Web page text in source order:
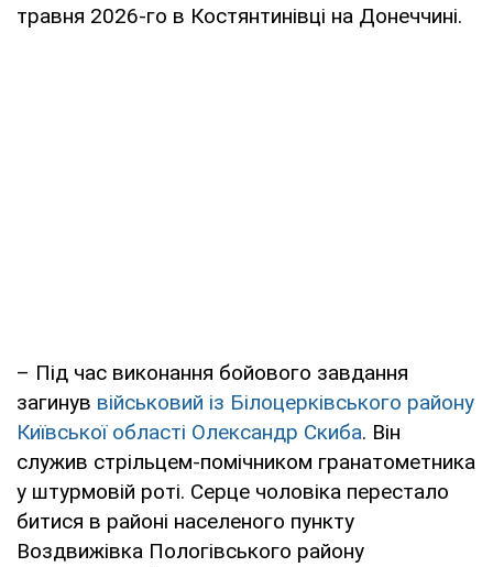
травня 2026-го в Костянтинівці на Донеччині.
– Під час виконання бойового завдання
загинув військовий із Білоцерківського району
Київської області Олександр Скиба. Він
служив стрільцем-помічником гранатометника
у штурмовій роті. Серце чоловіка перестало
битися в районі населеного пункту
Воздвижівка Пологівського району